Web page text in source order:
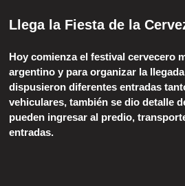
Llega la Fiesta de la
Hoy comienza el festival cervecero
argentino y para organizar la
dispusieron diferentes entradas
vehiculares, también se dio detalle
pueden ingresar al predio,
entradas.